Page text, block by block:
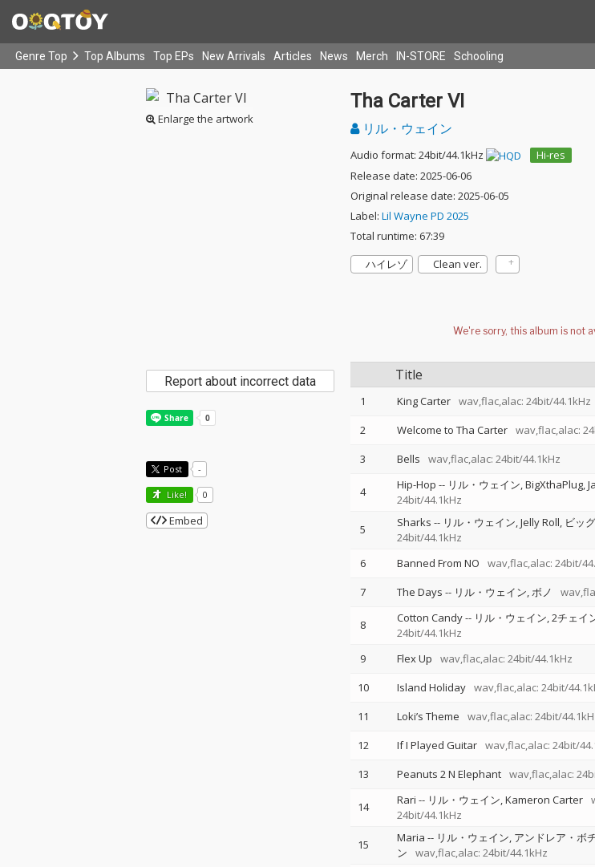
Genre Top Top Albums Top EPs New Arrivals Articles News Merch IN-STORE Schooling
Enlarge the artwork
Tha Carter VI
リル・ウェイン
Audio format: 24bit/44.1kHz
Hi-res
Release date: 2025-06-06
Original release date: 2025-06-05
Label: Lil Wayne PD 2025
Total runtime: 67:39
ハイレゾ
Clean ver.
Title
1 King Carter wav,flac,alac: 24bit/44.1kHz
2
Welcome to Tha Carter wav,flac,alac:
3
Bells wav,flac,alac: 24bit/44.1kHz
4 Hip-Hop -- リル・ウェイン BigXthaPlug
24bit/44.1kHz
5 Sharks -- リル・ウェイン Jelly Roll ビッ
24bit/44.1kHz
6 Banned From NO wav,flac,alac: 24bit/
7
The Days -- リル・ウェイン ボノ
8 Cotton Candy-- リル・ウェイン 2チェイ
24bit/44.1kHz
9 Flex Up wav,flac,alac: 24bit/44.1kHz
10
Island Holiday wav,flac,alac: 24bit/
11
Loki’s Theme wav,flac,alac: 24bit/
12
If I Played Guitar wav,flac,alac: 24bit/
13
Peanuts 2 N Elephant wav,flac,alac:
14 Rari -- リル・ウェイン Kameron Carter
24bit/44.1kHz
15 Maria -- リル・ウェイン アンドレア・ボ
ン
wav,flac,alac: 24bit/44.1kHz
Report about incorrect data
Post -
Like! 0
Embed